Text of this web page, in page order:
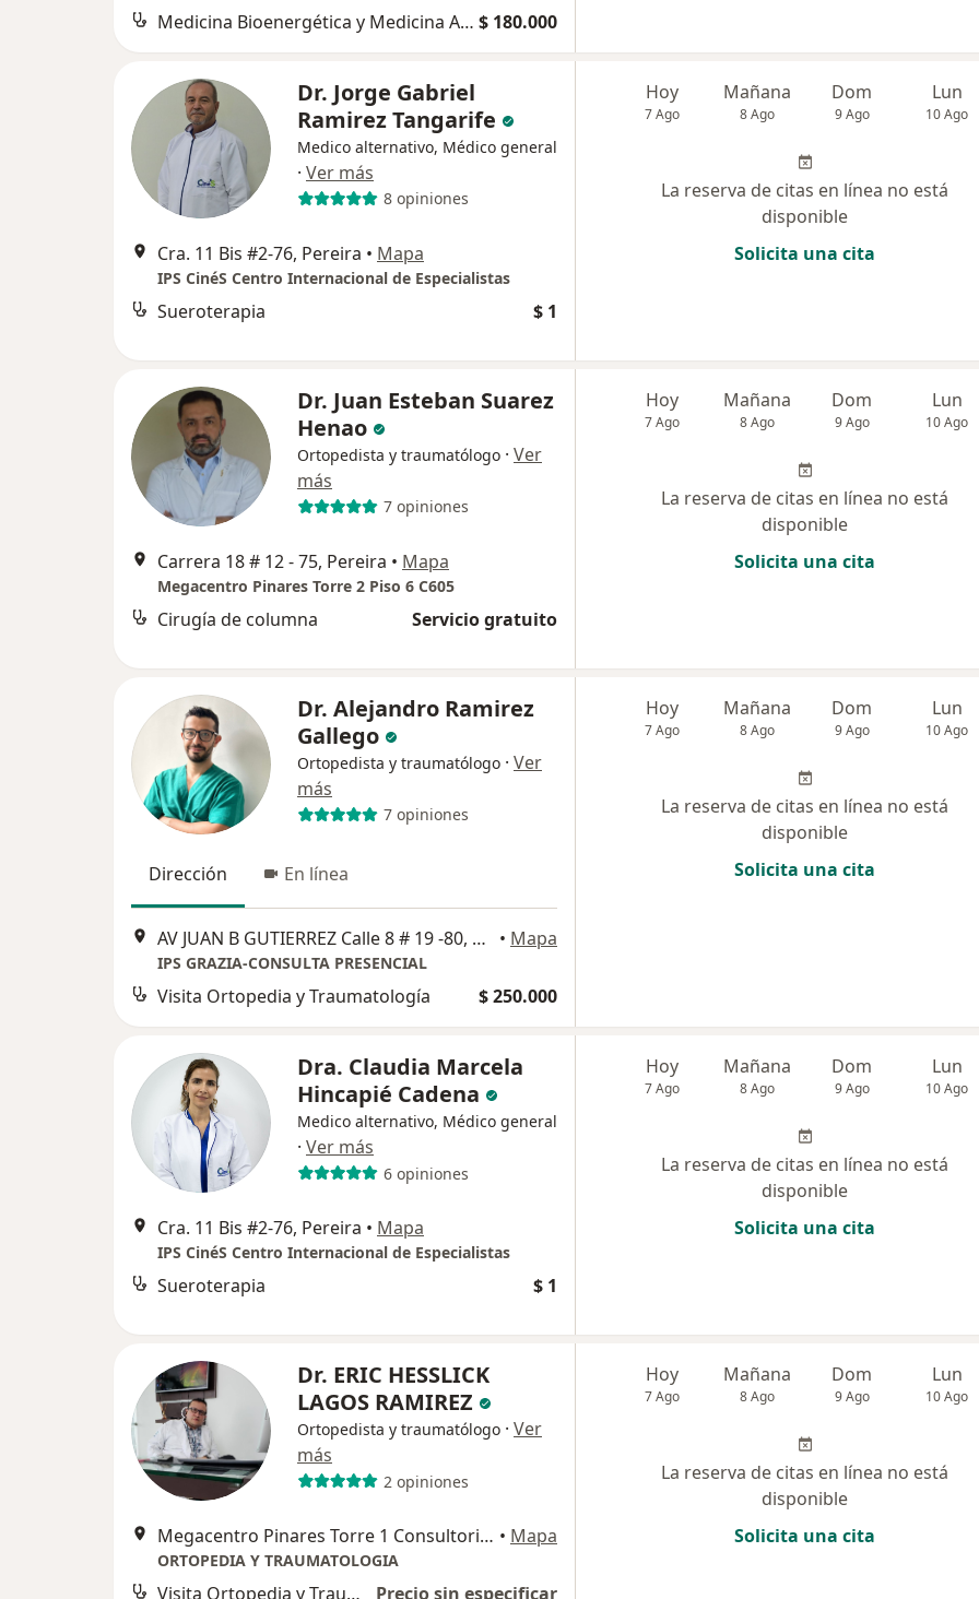
Medicina Bioenergética y Medicina Alternativa $ 180.000
Dr. Jorge Gabriel
Ramirez Tangarife
Medico alternativo, Médico general
· Ver más
8 opiniones
Cra. 11 Bis #2-76, Pereira • Mapa
IPS CinéS Centro Internacional de Especialistas
Sueroterapia $ 1
Hoy
7 Ago
Mañana
8 Ago
Dom
9 Ago
Lun
10 Ago
La reserva de citas en línea no está
disponible
Solicita una cita
Dr. Juan Esteban Suarez
Henao
Ortopedista y traumatólogo · Ver
más
7 opiniones
Carrera 18 # 12 - 75, Pereira • Mapa
Megacentro Pinares Torre 2 Piso 6 C605
Cirugía de columna Servicio gratuito
Hoy
7 Ago
Mañana
8 Ago
Dom
9 Ago
Lun
10 Ago
La reserva de citas en línea no está
disponible
Solicita una cita
Dr. Alejandro Ramirez
Gallego
Ortopedista y traumatólogo · Ver
más
7 opiniones
Dirección En línea
AV JUAN B GUTIERREZ Calle 8 # 19 -80, Pereira • Mapa
IPS GRAZIA-CONSULTA PRESENCIAL
Visita Ortopedia y Traumatología $ 250.000
Hoy
7 Ago
Mañana
8 Ago
Dom
9 Ago
Lun
10 Ago
La reserva de citas en línea no está
disponible
Solicita una cita
Dra. Claudia Marcela
Hincapié Cadena
Medico alternativo, Médico general
· Ver más
6 opiniones
Cra. 11 Bis #2-76, Pereira • Mapa
IPS CinéS Centro Internacional de Especialistas
Sueroterapia $ 1
Hoy
7 Ago
Mañana
8 Ago
Dom
9 Ago
Lun
10 Ago
La reserva de citas en línea no está
disponible
Solicita una cita
Dr. ERIC HESSLICK
LAGOS RAMIREZ
Ortopedista y traumatólogo · Ver
más
2 opiniones
Megacentro Pinares Torre 1 Consultorio 1009, Pereira • Mapa
ORTOPEDIA Y TRAUMATOLOGIA
Visita Ortopedia y Traumatología Precio sin especificar
Hoy
7 Ago
Mañana
8 Ago
Dom
9 Ago
Lun
10 Ago
La reserva de citas en línea no está
disponible
Solicita una cita